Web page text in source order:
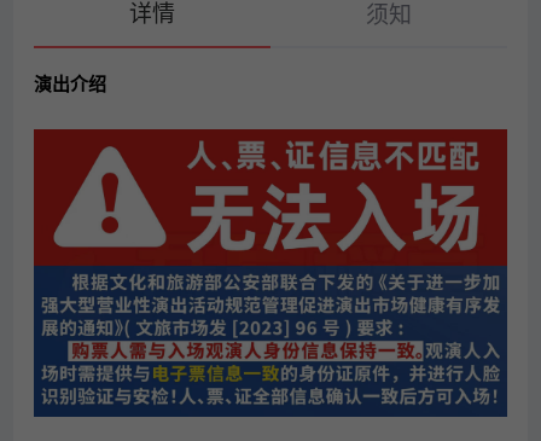
详情 须知
演出介绍